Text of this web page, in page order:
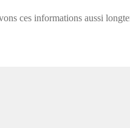
ces informations aussi